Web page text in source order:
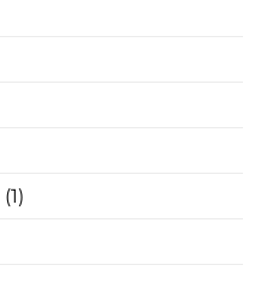
(1)